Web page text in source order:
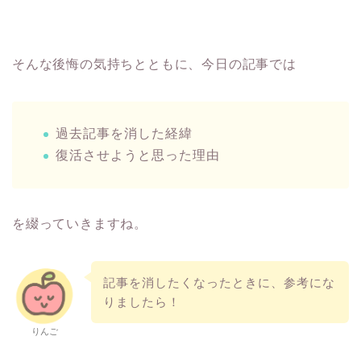
そんな後悔の気持ちとともに、今日の記事では
過去記事を消した経緯
復活させようと思った理由
を綴っていきますね。
りんご
記事を消したくなったときに、参考にな
りましたら！